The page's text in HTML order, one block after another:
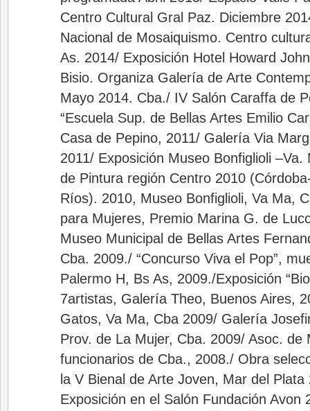
Centro Cultural Gral Paz. Diciembre
Nacional de Mosaiquismo. Centro
As. 2014/ Exposición Hotel Howard
Bisio. Organiza Galería de Arte
Mayo 2014. Cba./ IV Salón Caraffa de
“Escuela Sup. de Bellas Artes Emilio
Casa de Pepino, 2011/ Galería Via
2011/ Exposición Museo Bonfiglioli
de Pintura región Centro 2010
Ríos). 2010, Museo Bonfiglioli, Va Ma,
para Mujeres, Premio Marina G. de
Museo Municipal de Bellas Artes
Cba. 2009./ “Concurso Viva el Pop”,
Palermo H, Bs As, 2009./Exposición
7artistas, Galería Theo, Buenos Aires,
Gatos, Va Ma, Cba 2009/ Galería
Prov. de La Mujer, Cba. 2009/ Asoc. de
funcionarios de Cba., 2008./ Obra
la V Bienal de Arte Joven, Mar del
Exposición en el Salón Fundación Avon